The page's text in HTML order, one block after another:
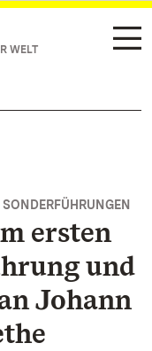
WELT
ersten
und
Johann